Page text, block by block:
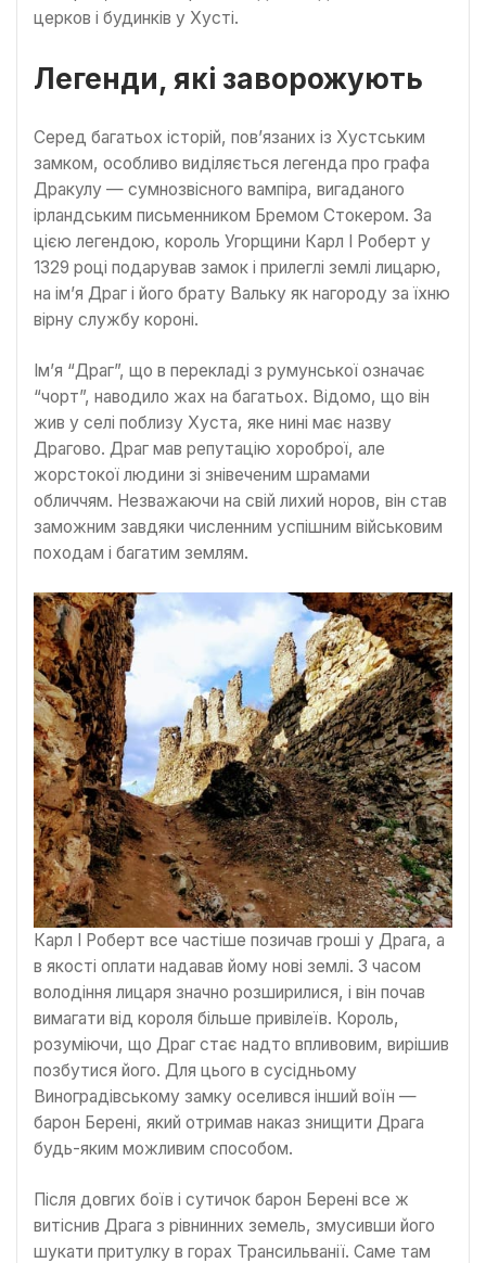
церков і будинків у Хусті.
Легенди, які заворожують
Серед багатьох історій, пов’язаних із Хустським
замком, особливо виділяється легенда про графа
Дракулу — сумнозвісного вампіра, вигаданого
ірландським письменником Бремом Стокером. За
цією легендою, король Угорщини Карл I Роберт у
1329 році подарував замок і прилеглі землі лицарю,
на ім’я Драг і його брату Вальку як нагороду за їхню
вірну службу короні.
Ім’я “Драг”, що в перекладі з румунської означає
“чорт”, наводило жах на багатьох. Відомо, що він
жив у селі поблизу Хуста, яке нині має назву
Драгово. Драг мав репутацію хороброї, але
жорстокої людини зі знівеченим шрамами
обличчям. Незважаючи на свій лихий норов, він став
заможним завдяки численним успішним військовим
походам і багатим землям.
Карл I Роберт все частіше позичав гроші у Драга, а
в якості оплати надавав йому нові землі. З часом
володіння лицаря значно розширилися, і він почав
вимагати від короля більше привілеїв. Король,
розуміючи, що Драг стає надто впливовим, вирішив
позбутися його. Для цього в сусідньому
Виноградівському замку оселився інший воїн —
барон Берені, який отримав наказ знищити Драга
будь-яким можливим способом.
Після довгих боїв і сутичок барон Берені все ж
витіснив Драга з рівнинних земель, змусивши його
шукати притулку в горах Трансильванії. Саме там